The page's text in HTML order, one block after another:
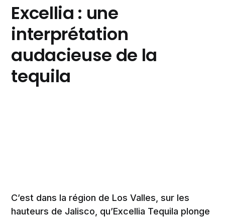
Excellia : une
interprétation
audacieuse de la
tequila
C’est dans la région de Los Valles, sur les
hauteurs de Jalisco, qu’Excellia Tequila plonge